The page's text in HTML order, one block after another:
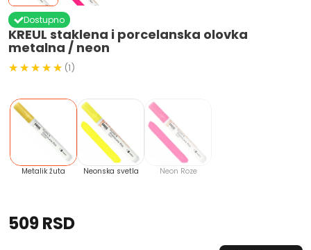
KREUL staklena i porcelanska olovka
metalna / neon
Dostupno
(1)
Metalik žuta Neonska svetla Neon Roze
509 RSD